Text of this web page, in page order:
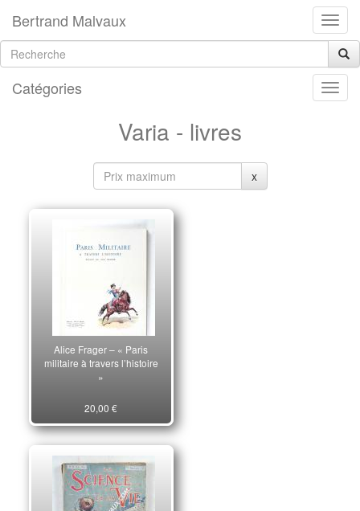
Bertrand Malvaux
Catégories
Varia - livres
x
Alice Frager – « Paris
militaire à travers l’histoire
»
20,00 €